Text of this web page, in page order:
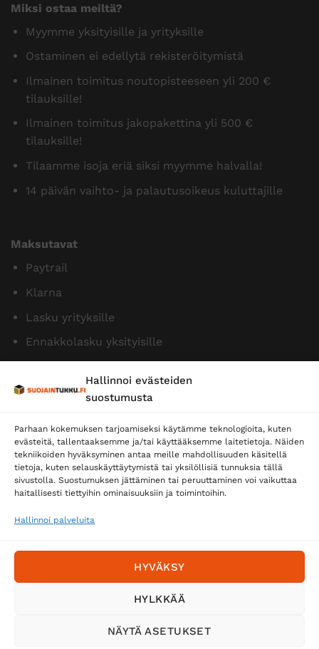
Hallinnoi evästeiden
suostumusta
Parhaan kokemuksen tarjoamiseksi käytämme teknologioita, kuten
evästeitä, tallentaaksemme ja/tai käyttääksemme laitetietoja. Näiden
tekniikoiden hyväksyminen antaa meille mahdollisuuden käsitellä
tietoja, kuten selauskäyttäytymistä tai yksilöllisiä tunnuksia tällä
sivustolla. Suostumuksen jättäminen tai peruuttaminen voi vaikuttaa
haitallisesti tiettyihin ominaisuuksiin ja toimintoihin.
Hallinnoi palveluita
HYVÄKSY
HYLKKÄÄ
NÄYTÄ ASETUKSET
Miksi ostaa meiltä?
Myymme yksityisille ja yrityksille
Ostaminen ei edellytä rekisteröitymistä
Ilmainen toimitus noutopisteeseen yli 200 €
tilauksille!
Ilmainen toimitus jakopakettina yli 500 €
tilauksille!
Tilaamme isoja eriä siksi myymme halvalla!
14 päivän vaihto- ja palautusoikeus kuluttajille
Maksutavat
Paytrail
Klarna
Lasku yrityksille
Ennakkolasku yksityisille
Toimitustavat
Posti
Matkahuolto
Tilaa uutiskirje ja saat erikoisalennuksia